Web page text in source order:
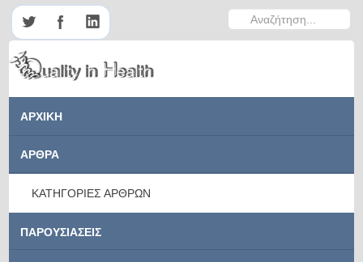
Αναζήτηση...
ΑΡΧΙΚΗ
ΑΡΘΡΑ
ΚΑΤΗΓΟΡΙΕΣ ΑΡΘΡΩΝ
ΠΑΡΟΥΣΙΑΣΕΙΣ